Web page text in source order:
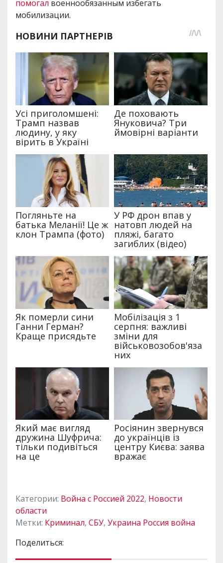
помогал военнообязанным избегать
мобилизации.
Категории: Война с Россией 2022, Новости
области
Метки: Криминал, СБУ, Украина Россия война
Поделиться: